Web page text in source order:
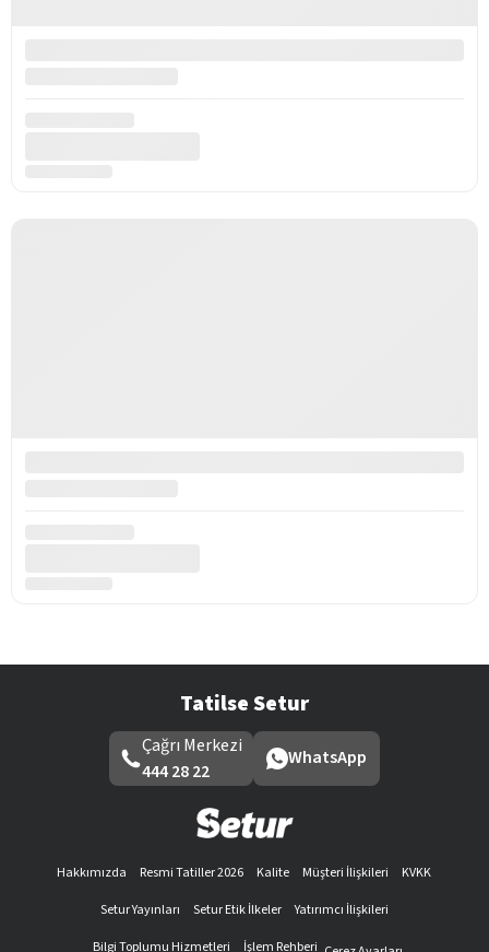
Tatilse Setur
Çağrı Merkezi
444 28 22
WhatsApp
Hakkımızda Resmi Tatiller 2026 Kalite Müşteri İlişkileri
KVKK
Setur Yayınları
Setur Etik İlkeler
Yatırımcı İlişkileri
Bilgi Toplumu Hizmetleri
İşlem Rehberi